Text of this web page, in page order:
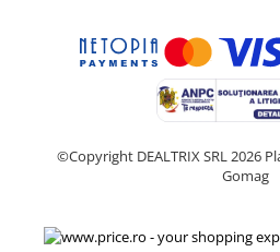
©Copyright DEALTRIX SRL 2026
Gomag